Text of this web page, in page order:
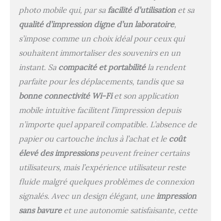
dans une grande variété
de formats, de la carte
postale aux mini
autocollants, pour avoir
toujours l'impression
parfaite à insérer dans
vos albums souvenirs, à
offrir ou à utiliser pour
vos créations de
bricolage.
Fonctionnement simple
en mode sans fil :
impression simple en
votre appareil intelligent
avec l'application
SELPHY Photo Layout.
Créez des impressions
personnalisées avec des
tampons, des filtres, des
photo mobile qui, par sa facilité d’utilisationet sa
qualité d’impression digne d’un laboratoire,
s’impose comme un choix idéal pour ceux qui
souhaitent immortaliser des souvenirs en un
instant. Sa compacité et portabilitéla rendent
parfaite pour les déplacements, tandis que sa
bonne connectivité Wi-Fiet son application
mobile intuitive facilitent l’impression depuis
n’importe quel appareil compatible. L’absence de
papier ou cartouche inclus à l’achat et le coût
élevé des impressionspeuvent freiner certains
utilisateurs, mais l’expérience utilisateur reste
fluide malgré quelques problèmes de connexion
signalés. Avec un design élégant, une impression
sans bavureet une autonomie satisfaisante, cette